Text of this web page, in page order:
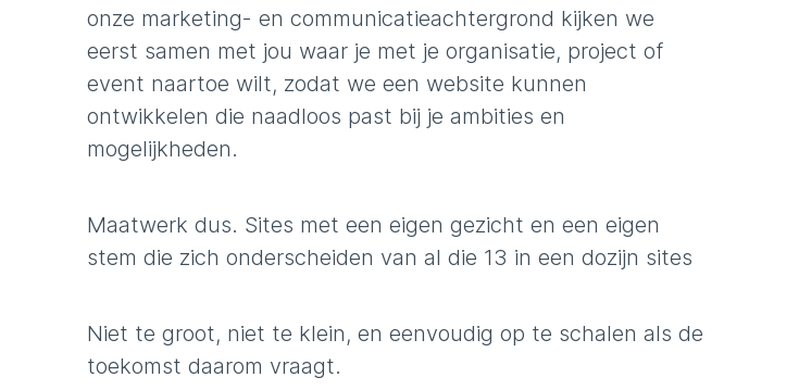
onze marketing- en communicatieachtergrond kijken we
eerst samen met jou waar je met je organisatie, project of
event naartoe wilt, zodat we een website kunnen
ontwikkelen die naadloos past bij je ambities en
mogelijkheden.
Maatwerk dus. Sites met een eigen gezicht en een eigen
stem die zich onderscheiden van al die 13 in een dozijn sites
Niet te groot, niet te klein, en eenvoudig op te schalen als de
toekomst daarom vraagt.